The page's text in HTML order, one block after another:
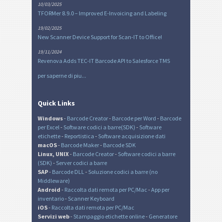
10/03/2025
TFORMer 8.9.0 – Improved E-Invoicing and Labeling
19/02/2025
New Scanner Device Support for Scan-IT to Office!
19/11/2024
Revenova Adds TEC-IT Barcode API to Salesforce TMS
per saperne di piu...
Quick Links
Windows- Barcode Creator- Barcode per Word - Barcode
per Excel- Software codici a barre(SDK) - Software
etichette- Reportistica - Software acquisizione dati
macOS- Barcode Maker- Barcode SDK
Linux, UNIX- Barcode Creator- Software codici a barre
(SDK) - Server codici a barre
SAP- Barcode DLL- Soluzione codici a barre (no
Middleware)
Android - Raccolta dati remota per PC/Mac -App per
inventario- Scanner Keyboard
iOS- Raccolta dati remota per PC/Mac
Servizi web- Stampaggio etichette online- Generatore